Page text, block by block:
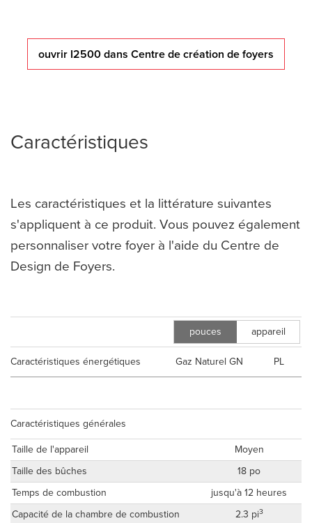
ouvrir I2500 dans Centre de création de foyers
Caractéristiques
Les caractéristiques et la littérature suivantes
s'appliquent à ce produit. Vous pouvez également
personnaliser votre foyer à l'aide du Centre de
Design de Foyers.
pouces appareil
Caractéristiques énergétiques Gaz Naturel GN PL
Caractéristiques générales
Taille de l'appareil
Moyen
Taille des bûches
18 po
Temps de combustion
jusqu'à 12 heures
Capacité de la chambre de combustion
2.3 pi3